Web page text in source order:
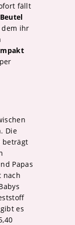
fällt
dem ihr
Die
beträgt
Papas
nach
es